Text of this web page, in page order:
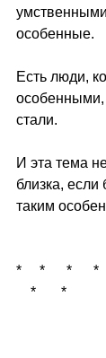
особенные.
Есть люди,
особенными,
стали.
И эта тема
близка,
таким
*     *      *      *
    *       *